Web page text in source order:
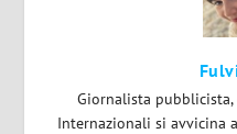
Giornalista
Internazionali si avvicina